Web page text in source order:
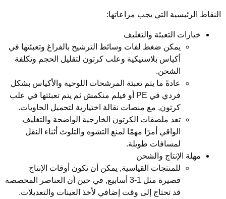
الرئيسية التي يجب مراعاتها:
خيارات التعبئة والتغليف
يمكن ضغط لفات وسائط الترشيح بالفراغ وتعبئتها في
أكياس بلاستيكية وعلب كرتون لتقليل الحجم وتكلفة
الشحن.
عادةً ما يتم تعبئة المرشحات اللوحية والأكياس بشكل
فردي في PE أو فيلم منكمش ثم يتم تعبئتها في علب
كرتون, مع منصات نقالة اختيارية لتحميل الحاويات.
تعد ملصقات الكرتون الخارجية الواضحة والتغليف
الواقي أمرًا مهمًا لمنع التشوه والتلوث أثناء النقل
لمسافات طويلة.
مهلة الإنتاج والشحن
للمنتجات القياسية, يمكن أن تكون أوقات الإنتاج
قصيرة مثل 1-3 أسابيع, في حين أن العناصر المخصصة
قد تحتاج إلى وقت إضافي لأخذ العينات والتعديلات.